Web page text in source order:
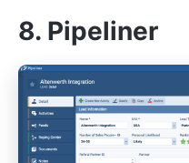
8. Pipeliner